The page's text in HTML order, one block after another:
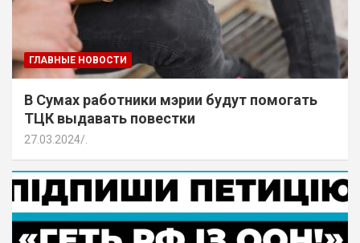
ГЛАВНЫЕ НОВОСТИ
В Сумах работники мэрии будут помогать
ТЦК выдавать повестки
27.03.2024